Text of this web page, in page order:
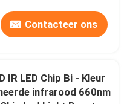
Contacteer ons
IR LED Chip Bi - Kleur
infrarood 660nm